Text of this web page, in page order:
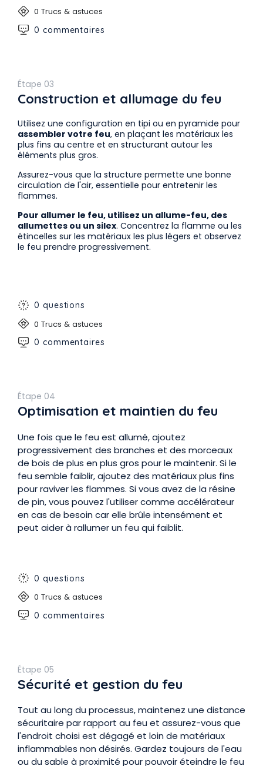
0 Trucs & astuces
0 commentaires
Étape 03
Construction et allumage du feu
Utilisez une configuration en tipi ou en pyramide pour
assembler votre feu, en plaçant les matériaux les
plus fins au centre et en structurant autour les
éléments plus gros.
Assurez-vous que la structure permette une bonne
circulation de l'air, essentielle pour entretenir les
flammes.
Pour allumer le feu, utilisez un allume-feu, des
allumettes ou un silex. Concentrez la flamme ou les
étincelles sur les matériaux les plus légers et observez
le feu prendre progressivement.
0 questions
0 Trucs & astuces
0 commentaires
Étape 04
Optimisation et maintien du feu
Une fois que le feu est allumé, ajoutez
progressivement des branches et des morceaux
de bois de plus en plus gros pour le maintenir. Si le
feu semble faiblir, ajoutez des matériaux plus fins
pour raviver les flammes. Si vous avez de la résine
de pin, vous pouvez l'utiliser comme accélérateur
en cas de besoin car elle brûle intensément et
peut aider à rallumer un feu qui faiblit.
0 questions
0 Trucs & astuces
0 commentaires
Étape 05
Sécurité et gestion du feu
Tout au long du processus, maintenez une distance
sécuritaire par rapport au feu et assurez-vous que
l'endroit choisi est dégagé et loin de matériaux
inflammables non désirés. Gardez toujours de l'eau
ou du sable à proximité pour pouvoir éteindre le feu